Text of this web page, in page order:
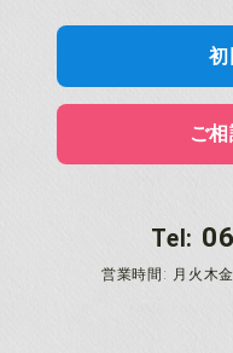
ご
Tel:
営業時間: 月火木